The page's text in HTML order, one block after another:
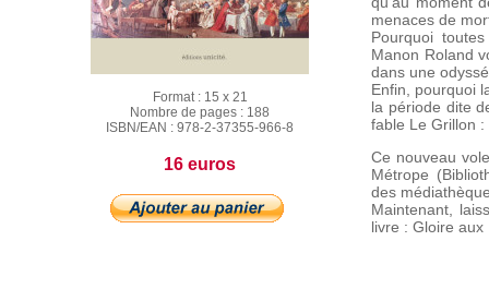
Format : 15 x 21
Nombre de pages : 188
ISBN/EAN : 978-2-37355-966-8
16 euros
menaces de
Pourquoi
Manon Roland
dans une
Enfin, pourquoi
la période dite
fable Le Grillon
Ce nouveau
Métrope
des
Maintenant,
livre : Gloire aux